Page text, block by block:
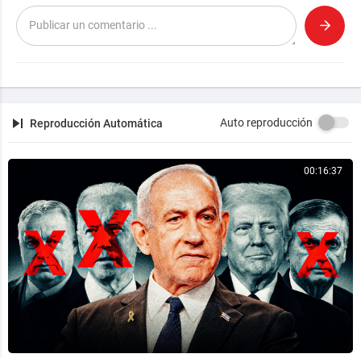
https://www.facebook.com/group....s/noticiasdeulti
maho
https://twitter.com/jpmasespanol
Instagram
https://www.instagram.com/jpmasespanol/
Reproducción Automática Auto reproducción
00:16:37